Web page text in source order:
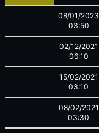
08/01/2023
03:50
02/12/2021
06:10
15/02/2021
03:10
08/02/2021
03:30